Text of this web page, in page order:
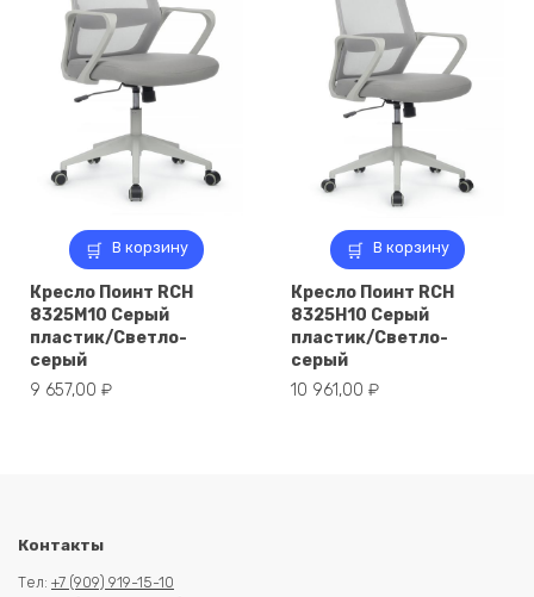
В корзину
Кресло Поинт RCH
8325M10 Серый
пластик/Светло-
серый
9 657,00 ₽
В корзину
Кресло Поинт RCH
8325H10 Серый
пластик/Светло-
серый
10 961,00 ₽
Контакты
Тел: +7 (909) 919-15-10